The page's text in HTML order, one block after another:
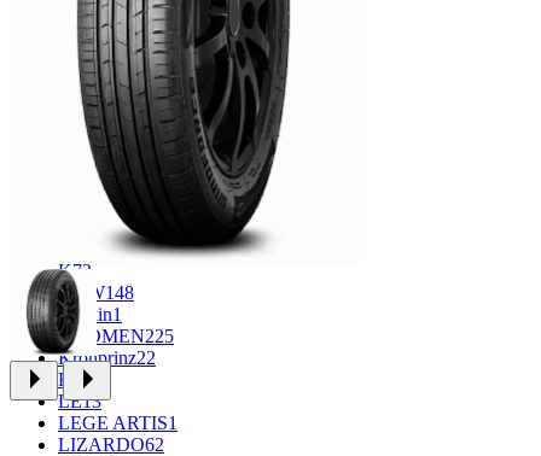
CROSS_STREET
30
Eurodisk 1
FF34
FR REPLICA1
GR71
Grizzly3
iFree 1011
iFree Original 53
1
INFORGED
1
K72
KDW148
Keskin1
KHOMEN225
Kronprinz22
KT 23
LE13
LEGE ARTIS1
LIZARDO62